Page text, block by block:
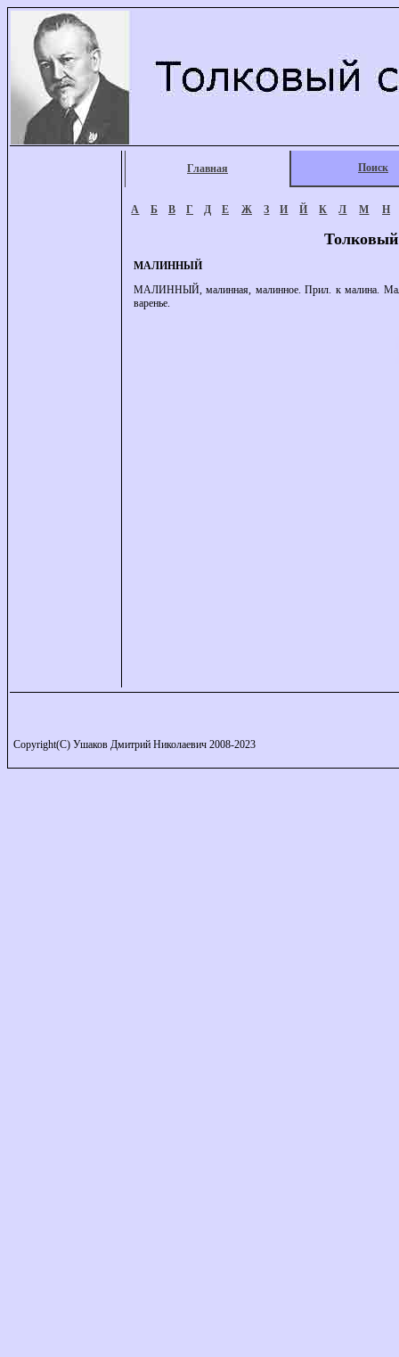
Главная Поиск
А Б В Г Д Е Ж З И Й К Л М Н
МАЛИННЫЙ
МАЛИННЫЙ, малинная, малинное. Прил. к малина.
варенье.
Copyright(C) Ушаков Дмитрий Николаевич 2008-2023